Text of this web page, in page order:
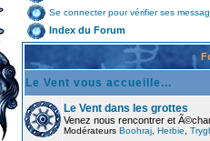
Se connecter pour vérifier ses
Index du Forum
Le Vent vous accueille...
Le Vent dans les grottes
Venez nous rencontrer et
Modérateurs Boohraj Herbie